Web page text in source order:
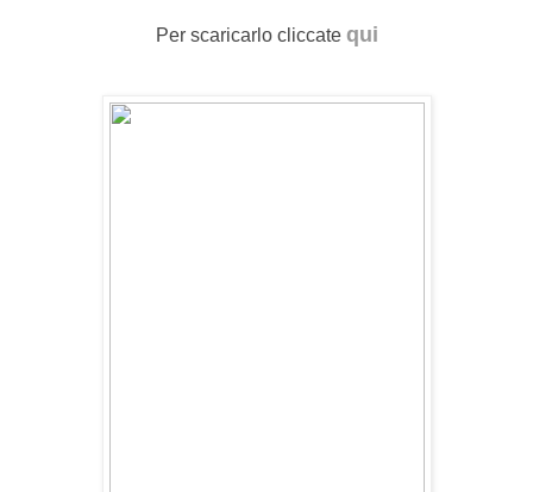
Per scaricarlo cliccate qui